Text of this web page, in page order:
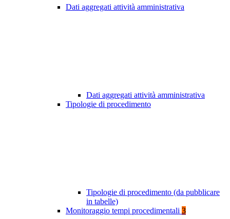
Dati aggregati attività amministrativa
Dati aggregati attività amministrativa
Tipologie di procedimento
Tipologie di procedimento (da pubblicare
in tabelle)
Monitoraggio tempi procedimentali 3